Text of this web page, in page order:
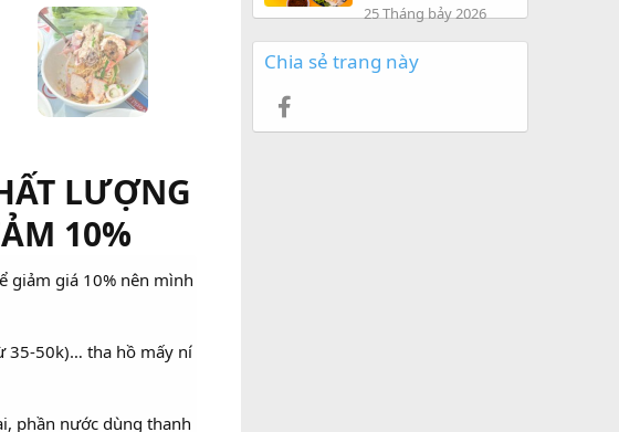
LƯỢNG
10%
giảm giá 10% nên mình
35-50k)… tha hồ mấy ní
phần nước dùng thanh
25 Tháng bảy 2026
Chia sẻ trang này